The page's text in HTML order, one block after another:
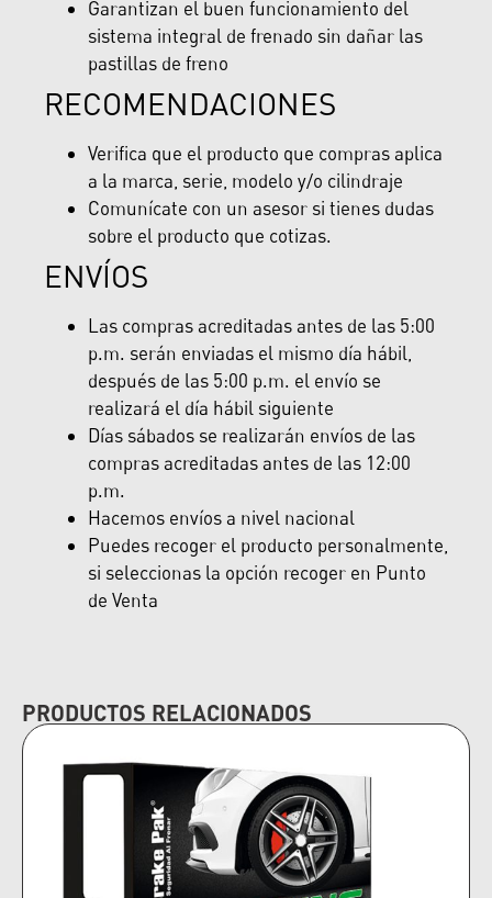
Garantizan el buen funcionamiento del
sistema integral de frenado sin dañar las
pastillas de freno
RECOMENDACIONES
Verifica que el producto que compras aplica
a la marca, serie, modelo y/o cilindraje
Comunícate con un asesor si tienes dudas
sobre el producto que cotizas.
ENVÍOS
Las compras acreditadas antes de las 5:00
p.m. serán enviadas el mismo día hábil,
después de las 5:00 p.m. el envío se
realizará el día hábil siguiente
Días sábados se realizarán envíos de las
compras acreditadas antes de las 12:00
p.m.
Hacemos envíos a nivel nacional
Puedes recoger el producto personalmente,
si seleccionas la opción recoger en Punto
de Venta
PRODUCTOS RELACIONADOS